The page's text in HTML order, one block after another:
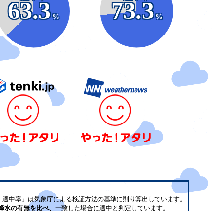
63.3
% 73.3
%
適中率」は気象庁による検証方法の基準に則り算出しています。
水の有無を比べ、 一致した場合に適中と判定しています。